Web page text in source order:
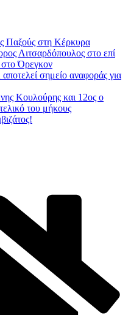
Παξούς στη Κέρκυρα
Λιτσαρδόπουλος στο επί
Όρεγκον
σημείο αναφοράς για
Κουλούρης και 12ος ο
του μήκους